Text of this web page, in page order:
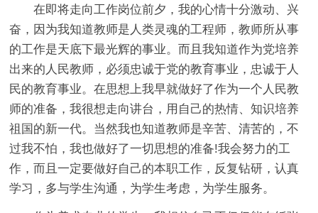
在即将走向工作岗位前夕，我的心情十分激动、兴
奋，因为我知道教师是人类灵魂的工程师，教师所从事
的工作是天底下最光辉的事业。而且我知道作为党培养
出来的人民教师，必须忠诚于党的教育事业，忠诚于人
民的教育事业。在思想上我早就做好了作为一个人民教
师的准备，我很想走向讲台，用自己的热情、知识培养
祖国的新一代。当然我也知道教师是辛苦、清苦的，不
过我不怕，我也做好了一切思想的准备!我会努力的工
作，而且一定要做好自己的本职工作，反复钻研，认真
学习，多与学生沟通，为学生考虑，为学生服务。